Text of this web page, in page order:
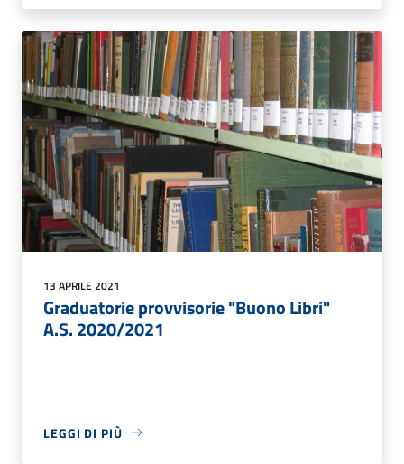
13 APRILE 2021
Graduatorie provvisorie "Buono Libri"
A.S. 2020/2021
LEGGI DI PIÙ